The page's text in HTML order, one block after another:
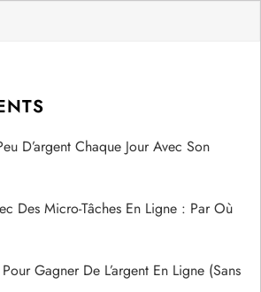
D’argent Chaque Jour Avec Son
Des Micro-Tâches En Ligne : Par Où
Gagner De L’argent En Ligne (sans